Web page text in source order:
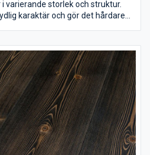
varierande storlek och struktur.
karaktär och gör det hårdare
finish och slitstyrka. Det här är
för tuff hemmiljö och offentliga